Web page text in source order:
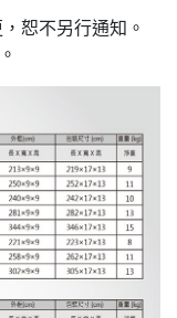
恕不另行通知。